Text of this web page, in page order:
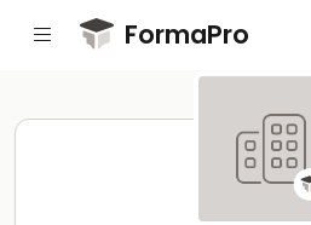
Passer au contenu principal
FormaPro